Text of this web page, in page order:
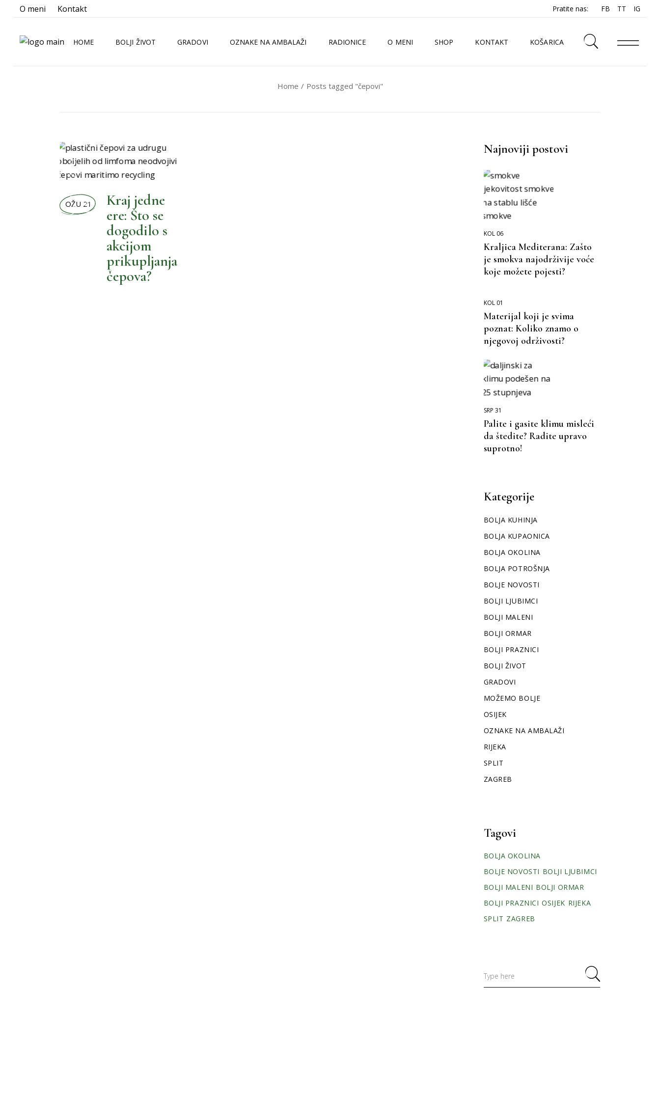
O meni Kontakt Pratite nas: FB TT IG
HOME BOLJI ŽIVOT
BOLJI LJUBIMCI
BOLJI MALENI
BOLJI PRAZNICI
BOLJA POTROŠNJA
MOŽEMO BOLJE
GRADOVI OZNAKE NA AMBALAŽI RADIONICE O MENI SHOP KONTAKT KOŠARICA
Home Posts tagged "čepovi"
BOLJA OKOLINA
,
BOLJI ŽIVOT
MOŽEMO BOLJE
OŽU 21
Kraj jedne
ere: Što se
dogodilo s
akcijom
prikupljanja
čepova?
Najnoviji postovi
KOL 06
Kraljica Mediterana: Zašto
je smokva najodrživije voće
koje možete pojesti?
KOL 01
Materijal koji je svima
poznat: Koliko znamo o
njegovoj održivosti?
SRP 31
Palite i gasite klimu misleći
da štedite? Radite upravo
suprotno!
Kategorije
BOLJA KUHINJA
BOLJA KUPAONICA
BOLJA OKOLINA
BOLJA POTROŠNJA
BOLJE NOVOSTI
BOLJI LJUBIMCI
BOLJI MALENI
BOLJI ORMAR
BOLJI PRAZNICI
BOLJI ŽIVOT
GRADOVI
MOŽEMO BOLJE
OSIJEK
OZNAKE NA AMBALAŽI
RIJEKA
SPLIT
ZAGREB
Tagovi
BOLJA OKOLINA
BOLJE NOVOSTI BOLJI LJUBIMCI
BOLJI MALENI BOLJI ORMAR
BOLJI PRAZNICI OSIJEK RIJEKA
SPLIT ZAGREB
for: